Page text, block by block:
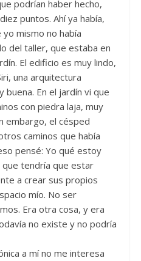
podrían haber hecho,
puntos. Ahí ya había,
mismo no había
del taller, que estaba en
El edificio es muy lindo,
una arquitectura
buena. En el jardín vi que
con piedra laja, muy
embargo, el césped
caminos que había
pensé: Yo qué estoy
que tendría que estar
a crear sus propios
mío. No ser
Era otra cosa, y era
no existe y no podría
a mí no me interesa